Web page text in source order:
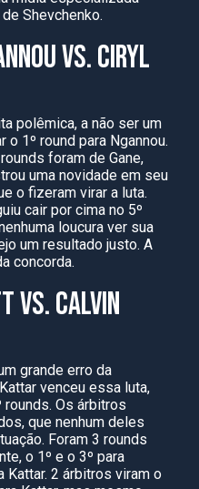
Shevchenko.
VS. CIRYL
polêmica, a não ser um
o 1º round para Ngannou.
foram de Gane,
uma novidade em seu
o fizeram virar a luta.
cair por cima no 5º
loucura ver sua
um resultado justo. A
concorda.
VS. CALVIN
grande erro da
venceu essa luta,
rounds. Os árbitros
que nenhum deles
Foram 3 rounds
o 1º e o 3º para
Kattar. 2 árbitros viram o